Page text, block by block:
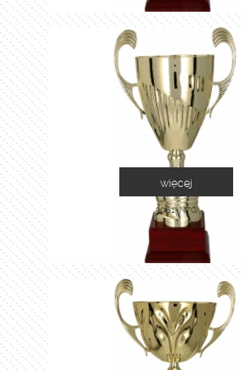
3081-N/G
więcej